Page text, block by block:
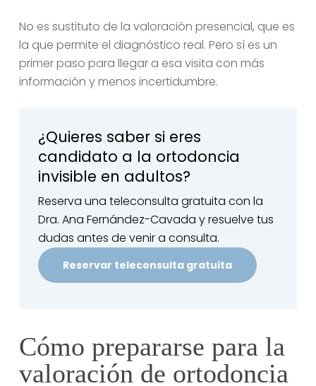
No es sustituto de la valoración presencial, que es
la que permite el diagnóstico real. Pero sí es un
primer paso para llegar a esa visita con más
información y menos incertidumbre.
¿Quieres saber si eres
candidato a la ortodoncia
invisible en adultos?
Reserva una teleconsulta gratuita con la
Dra. Ana Fernández-Cavada y resuelve tus
dudas antes de venir a consulta.
Reservar teleconsulta gratuita
Cómo prepararse para la
valoración de ortodoncia